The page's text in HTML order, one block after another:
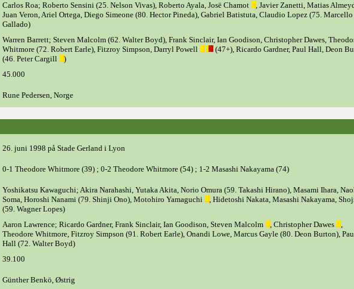
Carlos Roa; Roberto Sensini (25. Nelson Vivas), Roberto Ayala, Josë Chamot
, Javier Zanetti, Matias
Juan Veron, Ariel Ortega, Diego Simeone (80. Hector Pineda), Gabriel Batistuta, Claudio Lopez (75. Marcello
Gallado)
Warren Barrett; Steven Malcolm (62. Walter Boyd), Frank Sinclair, Ian Goodison, Christopher Dawes,
Whitmore (72. Robert Earle), Fitzroy Simpson, Darryl Powell
(47+), Ricardo Gardner, Paul Hall, Deon
(46. Peter Cargill
)
45.000
Rune Pedersen, Norge
26. juni 1998 på Stade Gerland i Lyon
0-1 Theodore Whitmore (39) ; 0-2 Theodore Whitmore (54) ; 1-2 Masashi Nakayama (74)
Yoshikatsu Kawaguchi; Akira Narahashi, Yutaka Akita, Norio Omura (59. Takashi Hirano), Masami Ihara,
Soma, Horoshi Nanami (79. Shinji Ono), Motohiro Yamaguchi
, Hidetoshi Nakata, Masashi Nakayama,
(59. Wagner Lopes)
Aaron Lawrence; Ricardo Gardner, Frank Sinclair, Ian Goodison, Steven Malcolm , Christopher Dawes
,
Theodore Whitmore, Fitzroy Simpson (91. Robert Earle), Onandi Lowe, Marcus Gayle (80. Deon Burton),
Hall (72. Walter Boyd)
39.100
Günther Benkö, Østrig